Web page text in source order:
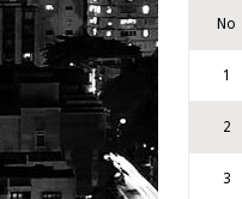
No
1
2
3